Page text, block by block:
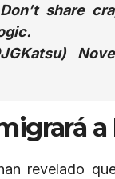
share
a
revelado